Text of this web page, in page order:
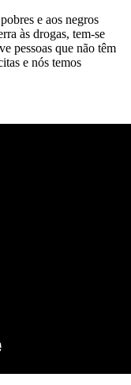
e aos negros
às drogas, tem-se
pessoas que não têm
e nós temos